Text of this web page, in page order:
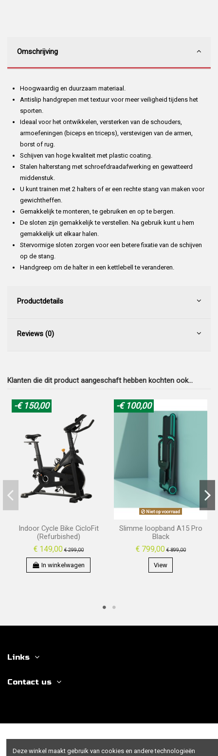
Omschrijving
Hoogwaardig en duurzaam materiaal.
Antislip handgrepen met textuur voor meer veiligheid tijdens het
sporten.
Ideaal voor het ontwikkelen, versterken van de schouders,
armoefeningen (biceps en triceps), verstevigen van de armen,
borst of rug.
Schijven van hoge kwaliteit met plastic coating.
Stalen halterstang met schroefdraadafwerking en gewatteerd
middenstuk.
U kunt trainen met 2 halters of er een rechte stang van maken voor
gewichtheffen.
Gemakkelijk te monteren, te gebruiken en op te bergen.
De sloten zijn gemakkelijk te verstellen. Na gebruik kunt u hem
gemakkelijk uit elkaar halen.
Stervormige sloten zorgen voor een betere fixatie van de schijven
op de stang.
Handgreep om de halter in een kettlebell te veranderen.
Productdetails
Reviews (0)
Klanten die dit product aangeschaft hebben kochten ook...
-€ 150,00
Indoor Cycle Bike CicloFit
(Refurbished)
€ 149,00 € 299,00
In winkelwagen
-€ 100,00
Niet op voorraad
Slimme loopband A15 Pro
Black
€ 799,00 € 899,00
View
Links
Contact us
Deze winkel maakt gebruik van cookies en andere technologieën